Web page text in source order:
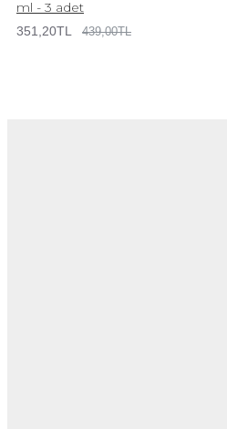
ml - 3 adet
351,20TL 439,00TL